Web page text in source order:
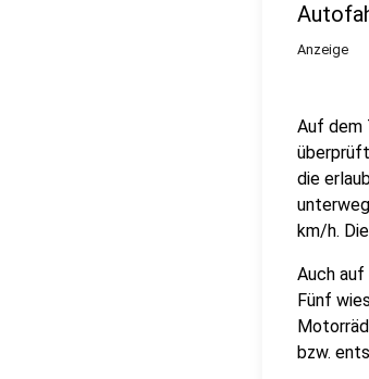
Anzeige
Auf dem
die
km/h.
Auch
Fünf
bzw.